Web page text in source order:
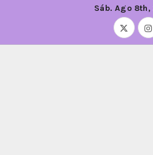
Sáb. Ago 8th,